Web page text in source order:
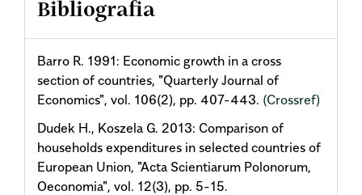
Bibliografia
Barro R. 1991: Economic growth in a cross
section of countries, "Quarterly Journal of
Economics", vol. 106(2), pp. 407-443. (Crossref)
Dudek H., Koszela G. 2013: Comparison of
households expenditures in selected countries of
European Union, "Acta Scientiarum Polonorum,
Oeconomia", vol. 12(3), pp. 5-15.